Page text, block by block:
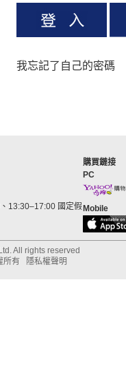
我忘記了自己的密碼
13:30–17:00 國定假
購買鏈接
PC
Mobile
All rights reserved
所有
隱私權聲明